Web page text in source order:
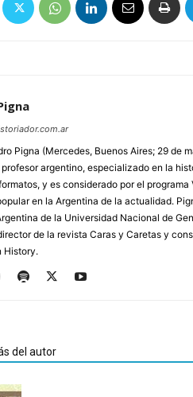
Pigna (Mercedes, Buenos Aires; 29 de
argentino, especializado en la
y es considerado por el
en la Argentina de la actualidad.
de la Universidad Nacional de
de la revista Caras y Caretas y
History.
del autor